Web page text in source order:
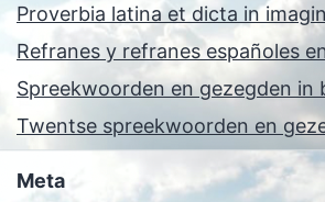
Proverbia latina et dicta in
Refranes y refranes españoles
Spreekwoorden en gezegden in
Twentse spreekwoorden en
Meta